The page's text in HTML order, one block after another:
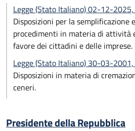
Legge (Stato Italiano) 02-12-
Disposizioni per la semplificazione
procedimenti in materia di attività
favore dei cittadini e delle imprese.
Legge (Stato Italiano) 30-03-
Disposizioni in materia di
ceneri.
Presidente della Repubblica